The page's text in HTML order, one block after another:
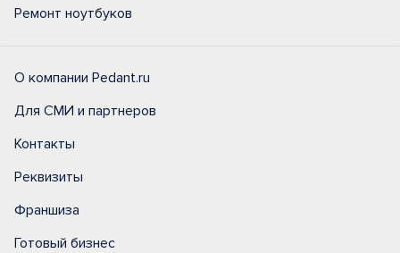
Ремонт ноутбуков
О компании Pedant.ru
Для СМИ и партнеров
Контакты
Реквизиты
Франшиза
Готовый бизнес